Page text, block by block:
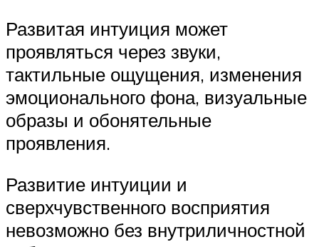
Развитая интуиция может
проявляться через звуки,
тактильные ощущения, изменения
эмоционального фона, визуальные
образы и обонятельные
проявления.
Развитие интуиции и
сверхчувственного восприятия
невозможно без внутриличностной